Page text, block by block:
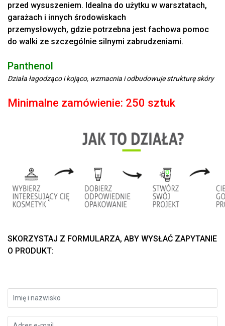
przed wysuszeniem. Idealna do użytku w warsztatach,
garażach i innych środowiskach
przemysłowych, gdzie potrzebna jest fachowa pomoc
do walki ze szczególnie silnymi zabrudzeniami.
Panthenol
Działa łagodząco i kojąco, wzmacnia i odbudowuje strukturę skóry
Minimalne zamówienie: 250 sztuk
SKORZYSTAJ Z FORMULARZA, ABY WYSŁAĆ ZAPYTANIE
O PRODUKT: